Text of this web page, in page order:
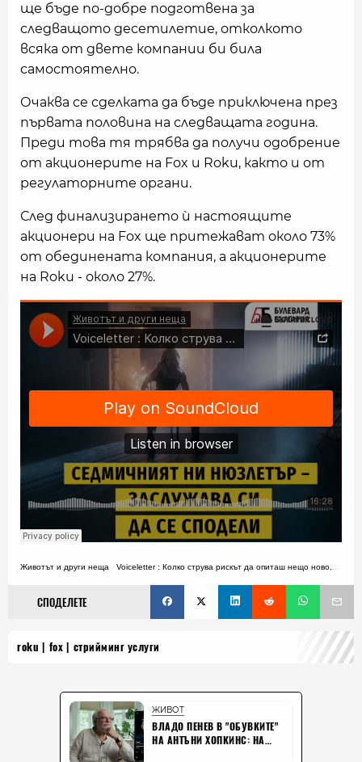
ще бъде по-добре подготвена за
следващото десетилетие, отколкото
всяка от двете компании би била
самостоятелно.
Очаква се сделката да бъде приключена през
първата половина на следващата година.
Преди това тя трябва да получи одобрение
от акционерите на Fox и Roku, както и от
регулаторните органи.
След финализирането ѝ настоящите
акционери на Fox ще притежават около 73%
от обединената компания, а акционерите
на Roku - около 27%.
Животът и други неща · Voiceletter : Колко струва рискът да опиташ нещо ново, Епизод 19
СПОДЕЛЕТЕ
roku fox стрийминг услуги